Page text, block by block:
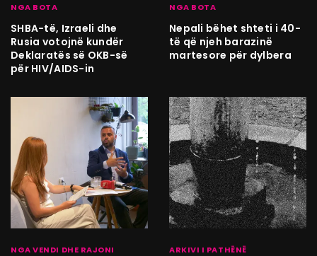
NGA BOTA
SHBA-të, Izraeli dhe
Rusia votojnë kundër
Deklaratës së OKB-së
për HIV/AIDS-in
NGA BOTA
Nepali bëhet shteti i 40-
të që njeh barazinë
martesore për dylbera
NGA VENDI DHE RAJONI ARKIVI I PATHËNË